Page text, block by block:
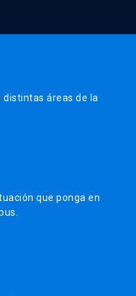
áreas de la
que ponga en